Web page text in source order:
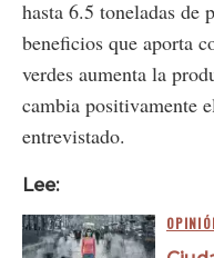
hasta 6.5 toneladas de
beneficios que aporta
verdes aumenta la
cambia positivamente
entrevistado.
Lee: